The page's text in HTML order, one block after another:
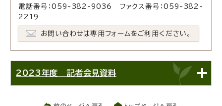
電話番号：059-382-9036 ファクス番号：059-382-
2219
お問い合わせは専用フォームをご利用ください。
2023年度 記者会見資料